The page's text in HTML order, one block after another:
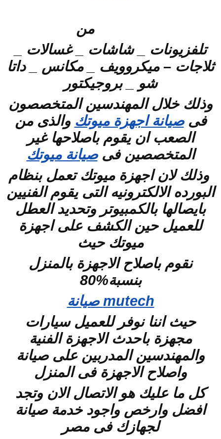
من
تلفزيونات _ شاشات _ غسالات _
ثلاجات – ميكروويف _ مكانس _ داتا
شو _ بروجيكتور
وذلك خلال المهندسين المتخصصون
فىصيانة اجهزة ميوتك والذى من
الصعب ان يقوم باصلاحها غير
المتخصصين فىصيانة ميوتك
وذلك لان اجهزة ميوتك تعمل بنظام
البورده الالكترونيه التى يقوم الفنيين
بايصالها بالكمبيوتر وتحديد العطل
للعميل حين الكشف على اجهزة
ميوتك حيث
نقوم باصلاح الاجهزة بالمنزل
بنسبة%80
mutech صيانة
حيث اننا نوفر للعميل سيارات
مجهزة باحدث الاجهزة الفنية
والمهندسين المدربين على صيانة
واصلاح الاجهزة فى المنزل
كل ما عليك هو الاتصال الان وتجد
افضل وارخص واجود خدمة صيانة
لجهازك فى مصر